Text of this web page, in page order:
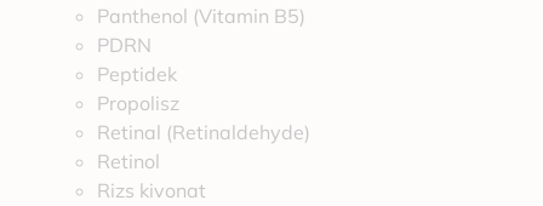
Panthenol (Vitamin B5)
PDRN
Peptidek
Propolisz
Retinal (Retinaldehyde)
Retinol
Rizs kivonat